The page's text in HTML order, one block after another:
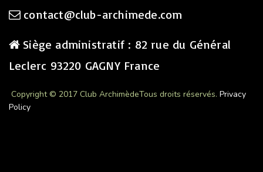
contact@club-archimede.com
Siège administratif : 82 rue du Général
Leclerc 93220 GAGNY France
Copyright © 2017 Club ArchimèdeTous droits réservés. Privacy
Policy